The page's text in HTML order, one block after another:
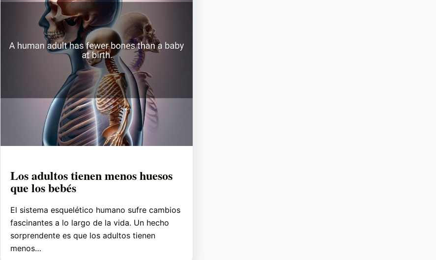
Los adultos tienen menos huesos
que los bebés
El sistema esquelético humano sufre cambios
fascinantes a lo largo de la vida. Un hecho
sorprendente es que los adultos tienen
menos…